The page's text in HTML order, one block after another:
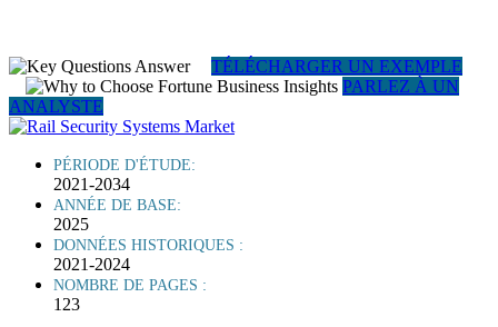
TÉLÉCHARGER UN EXEMPLE
PARLEZ À UN
ANALYSTE
PÉRIODE D'ÉTUDE:
2021-2034
ANNÉE DE BASE:
2025
DONNÉES HISTORIQUES :
2021-2024
NOMBRE DE PAGES :
123